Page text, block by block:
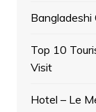
Bangladeshi
Top 10
Visit
Hotel – Le